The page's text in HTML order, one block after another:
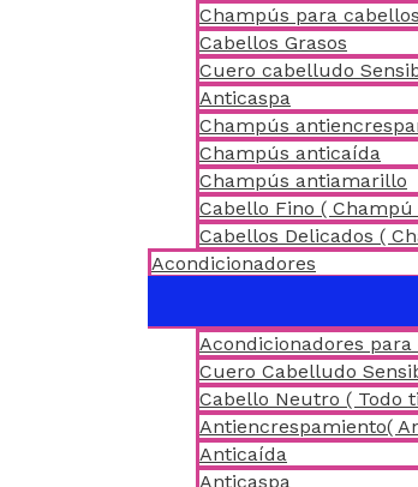
Champús para
Cabellos Grasos
Cuero cabelludo
Anticaspa
Champús
Champús anticaída
Champús antiamarillo
Cabello Fino (
Cabellos Delicados (
Acondicionadores
Acondicionadores
Cuero Cabelludo
Cabello Neutro ( Todo
Antiencrespamiento(
Anticaída
Anticaspa